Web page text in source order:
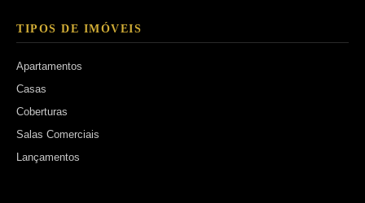
TIPOS DE IMÓVEIS
Apartamentos
Casas
Coberturas
Salas Comerciais
Lançamentos